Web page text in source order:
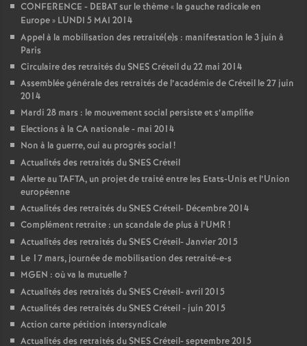
CONFERENCE - DEBATsur le thème « la gauche radicale en
Europe» LUNDI 5 MAI 2014
Appel à la mobilisation des retraité(e)s : manifestation le 3 juin à
Paris
Circulaire des retraités duSNESCréteil du 22 mai 2014
Assemblée générale des retraités de l’académie de Créteil le 27 juin
2014
Mardi 28 mars : le mouvement social persiste et s’amplifie
Elections à la CA nationale - mai 2014
Non à la guerre, oui au progrès social!
Actualités des retraités duSNESCréteil
Alerte auTAFTA, un projet de traité entre les Etats-Unis et l’Union
européenne
Actualités des retraités duSNESCréteil- Décembre 2014
Complément retraite : un scandale de plus à l’UMR !
Actualités des retraités duSNESCréteil- Janvier 2015
Le 17 mars, journée de mobilisation des retraité-e-s
MGEN : où va la mutuelle?
Actualités des retraités duSNESCréteil- avril 2015
Actualités des retraités duSNESCréteil - juin 2015
Action carte pétition intersyndicale
Actualités des retraités duSNESCréteil- septembre 2015